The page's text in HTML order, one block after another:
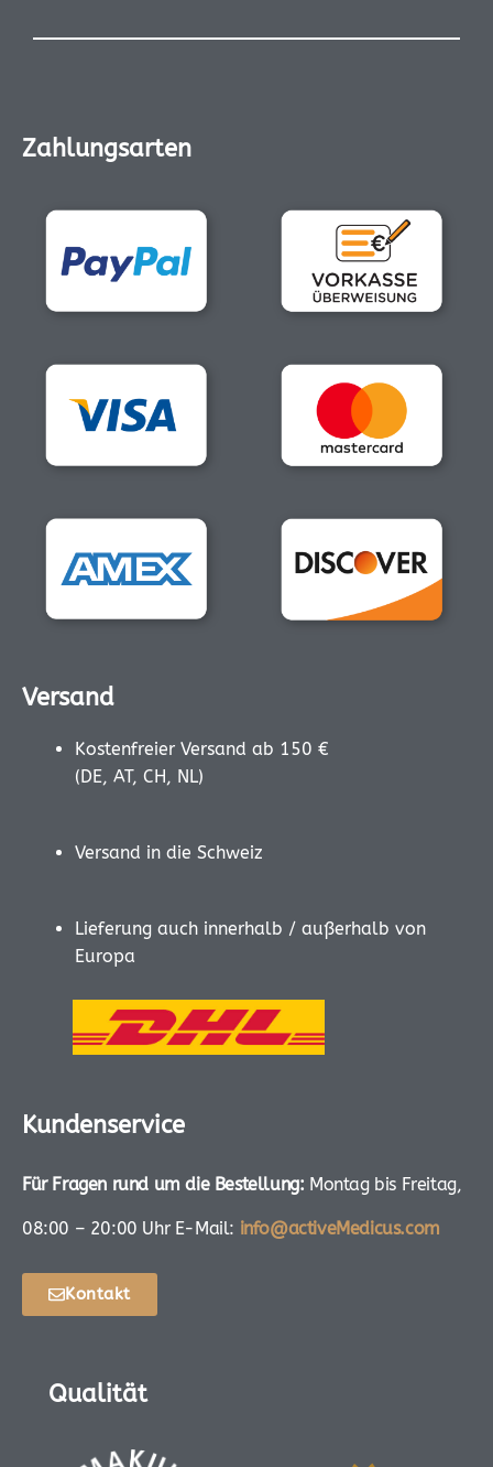
Zahlungsarten
Versand
Kostenfreier Versand ab 150 €
(DE, AT, CH, NL)
Versand in die Schweiz
Lieferung auch innerhalb / außerhalb von
Europa
Kundenservice
Für Fragen rund um die Bestellung: Montag bis Freitag,
08:00 – 20:00 Uhr E-Mail: info@activeMedicus.com
Kontakt
Qualität